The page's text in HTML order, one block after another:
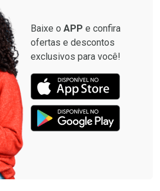
Baixe o APP e confira
ofertas e descontos
exclusivos para você!